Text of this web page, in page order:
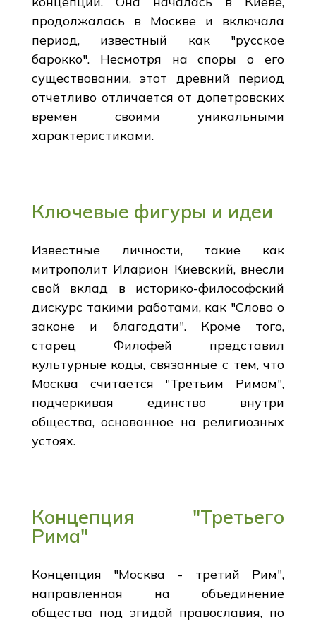
продолжалась в Москве и включала
период, известный как "русское
барокко". Несмотря на споры о его
существовании, этот древний период
отчетливо отличается от допетровских
времен своими уникальными
характеристиками.
Ключевые фигуры и идеи
Известные личности, такие как
митрополит Иларион Киевский, внесли
свой вклад в историко-философский
дискурс такими работами, как "Слово о
законе и благодати". Кроме того,
старец Филофей представил
культурные коды, связанные с тем, что
Москва считается "Третьим Римом",
подчеркивая единство внутри
общества, основанное на религиозных
устоях.
Концепция "Третьего
Рима"
Концепция "Москва - третий Рим",
направленная на объединение
общества под эгидой православия, по